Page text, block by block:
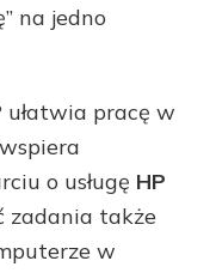
na jedno
pracę w
o usługę HP
zadania także
w